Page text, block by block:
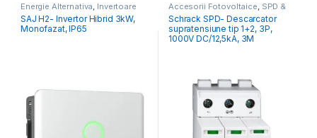
Energie Alternativa Invertoare
Fotovoltaice
SAJ H2- Invertor Hibrid 3kW,
Monofazat, IP65
Accesorii Fotovoltaice SPD &
POP Supratensiune
Schrack SPD- Descarcator
supratensiune tip 1+2, 3P,
1000V DC/12,5kA, 3M